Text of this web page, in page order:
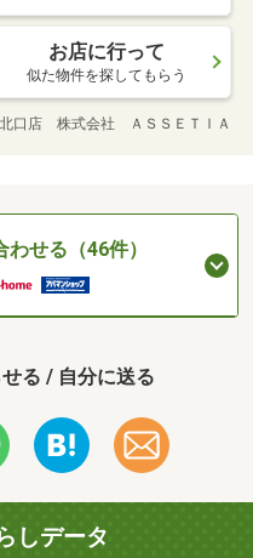
お店に行って
似た物件を探してもらう
北口店 株式会社 ＡＳＳＥＴＩＡ
せる（46件）
る / 自分に送る
しデータ